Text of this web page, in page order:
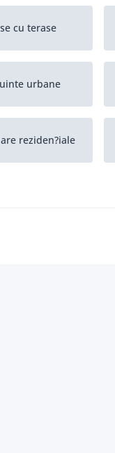
cu terase
urbane
reziden?iale